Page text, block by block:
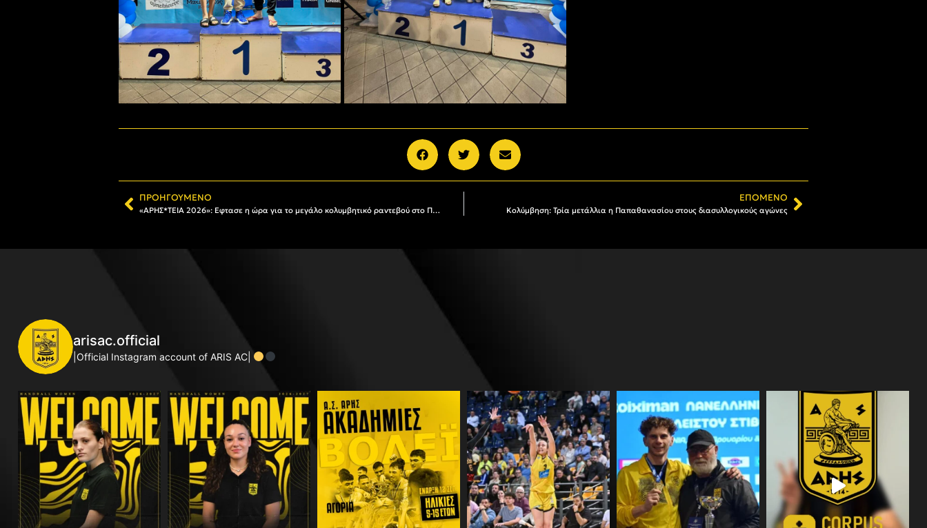
ΠΡΟΗΓΟΎΜΕΝΟ
«ΑΡΗΣ*ΤΕΙΑ 2026»: Εφτασε η ώρα για το μεγάλο κολυμβητικό ραντεβού στο Ποσειδώνιο
ΕΠΌΜΕΝΟ
Κολύμβηση: Τρία μετάλλια η Παπαθανασίου στους διασυλλογικούς αγώνες
arisac.official
|Official Instagram account of ARIS AC|